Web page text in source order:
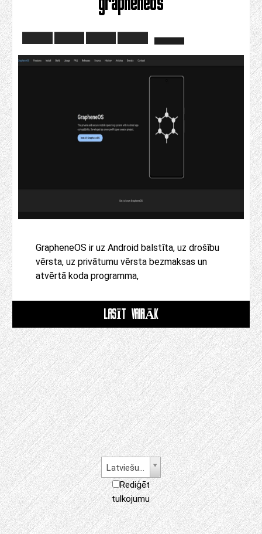
GrapheneOS ir uz Android balstīta, uz drošību
vērsta, uz privātumu vērsta bezmaksas un
atvērtā koda programma,
LASĪT VAIRĀK
Latviešu valoda
Rediģēt
tulkojumu